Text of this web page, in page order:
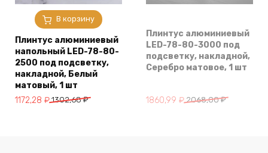
В корзину
Плинтус алюминиевый
напольный LED-78-80-
2500 под подсветку,
накладной, Белый
матовый, 1 шт
1302,68₽
Первоначальная
1172,28 ₽
Текущая
Плинтус алюминиевый
LED-78-80-3000 под
подсветку, накладной,
Серебро матовое, 1 шт
2068,00₽
Первоначальная
1860,99 ₽
Текущая